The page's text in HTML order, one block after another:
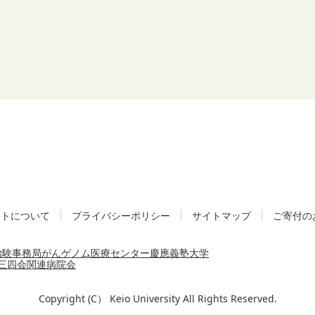
について プライバシーポリシー サイトマップ ご寄付
事務局がんゲノム医療センター慶應義塾大学
四会関連病院会
Copyright (C） Keio University All Rights Reserved.